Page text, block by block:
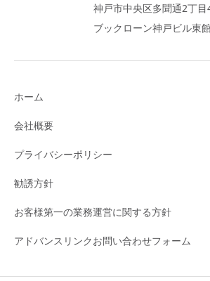
神戸市中央区多聞通2丁目
ブックローン神戸ビル東
ホーム
会社概要
プライバシーポリシー
勧誘方針
お客様第一の業務運営に関する方針
アドバンスリンクお問い合わせフォーム